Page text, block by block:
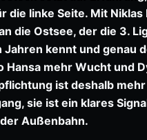
die linke Seite. Mit Niklas
die Ostsee, der die 3.
Jahren kennt und genau
Hansa mehr Wucht und
ist deshalb mehr
sie ist ein klares
Außenbahn.